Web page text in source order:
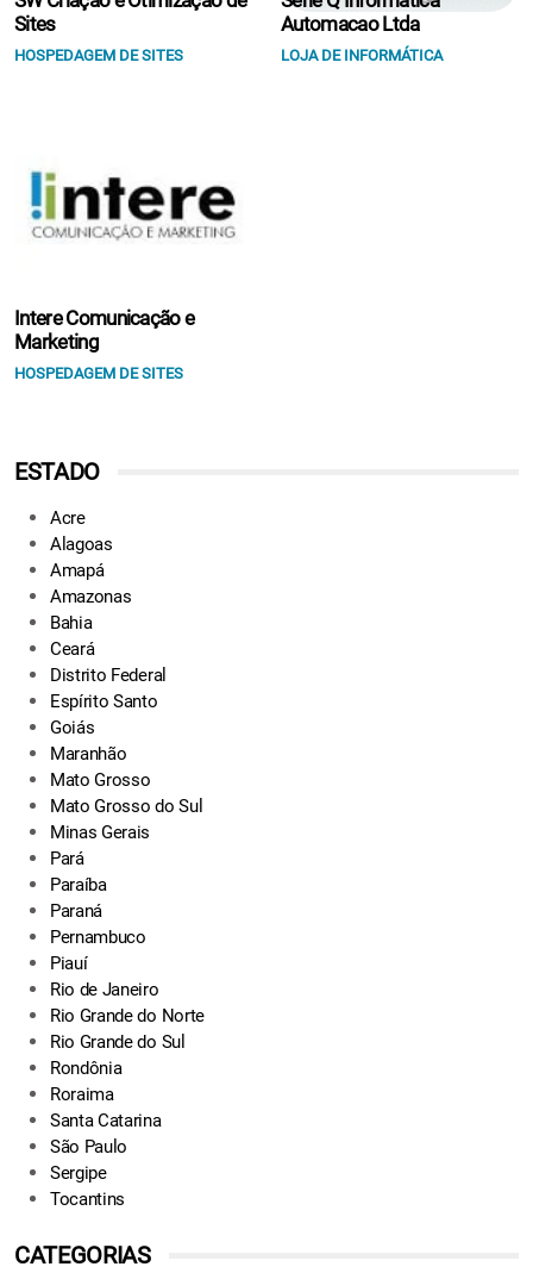
Sites
HOSPEDAGEM DE SITES
Automacao Ltda
LOJA DE INFORMÁTICA
Intere Comunicação e
Marketing
HOSPEDAGEM DE SITES
ESTADO
Acre
Alagoas
Amapá
Amazonas
Bahia
Ceará
Distrito Federal
Espírito Santo
Goiás
Maranhão
Mato Grosso
Mato Grosso do Sul
Minas Gerais
Pará
Paraíba
Paraná
Pernambuco
Piauí
Rio de Janeiro
Rio Grande do Norte
Rio Grande do Sul
Rondônia
Roraima
Santa Catarina
São Paulo
Sergipe
Tocantins
CATEGORIAS